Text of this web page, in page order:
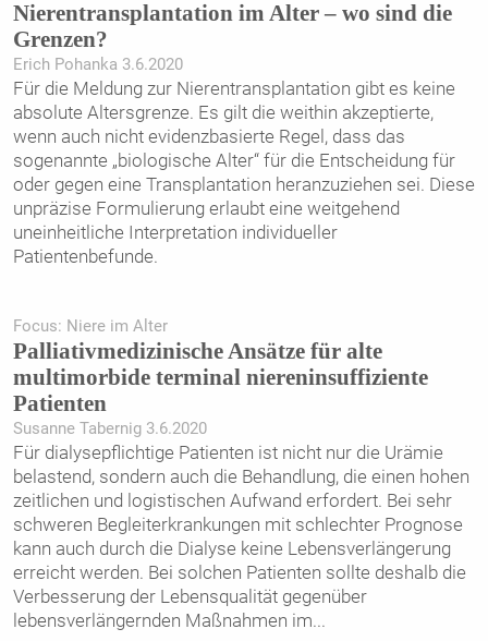
Nierentransplantation im Alter – wo sind die
Grenzen?
Erich Pohanka 3.6.2020
Für die Meldung zur Nierentransplantation gibt es keine
absolute Altersgrenze. Es gilt die weithin akzeptierte,
wenn auch nicht evidenzbasierte Regel, dass das
sogenannte „biologische Alter“ für die Entscheidung für
oder gegen eine ­Transplantation heranzuziehen sei. Diese
unpräzise Formulierung erlaubt eine weitgehend
uneinheitliche Interpretation ­individueller
Patientenbefunde.
Focus: Niere im Alter
Palliativmedizinische Ansätze für alte
multimorbide terminal niereninsuffiziente
Patienten
Susanne Tabernig 3.6.2020
Für dialysepflichtige Patienten ist nicht nur die Urämie
belastend, sondern auch die Behandlung, die einen hohen
zeitlichen und logistischen Aufwand erfordert. Bei sehr
schweren Begleiterkrankungen mit schlechter Prognose
kann auch durch die Dialyse keine Lebensverlängerung
erreicht werden. Bei solchen Patienten sollte deshalb die
Verbesserung der Lebensqualität gegenüber
lebensverlängernden Maßnahmen im...